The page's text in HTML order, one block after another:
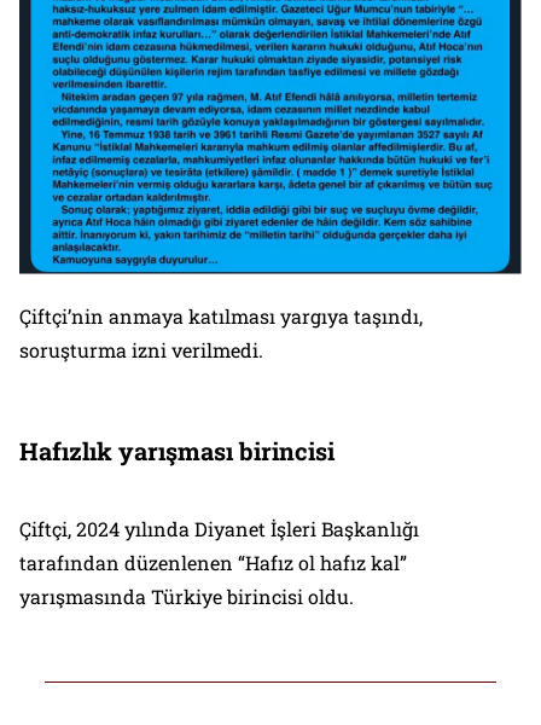
Çiftçi’nin anmaya katılması yargıya taşındı,
soruşturma izni verilmedi.
Hafızlık yarışması birincisi
Çiftçi, 2024 yılında Diyanet İşleri Başkanlığı
tarafından düzenlenen “Hafız ol hafız kal”
yarışmasında Türkiye birincisi oldu.